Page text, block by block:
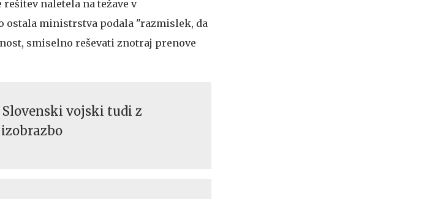
naletela na težave v
ostala ministrstva podala "razmislek, da
smiselno reševati znotraj prenove
vojski tudi z